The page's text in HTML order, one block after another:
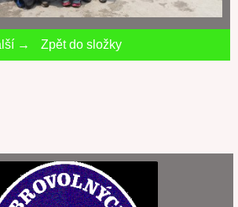
→ Zpět do složky